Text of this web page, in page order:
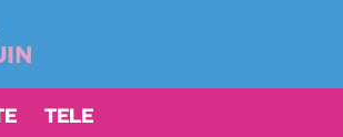
TELE